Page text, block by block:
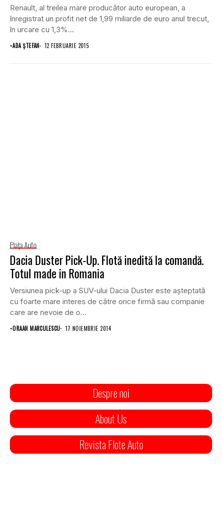
Renault, al treilea mare producător auto european, a
înregistrat un profit net de 1,99 miliarde de euro anul trecut,
în urcare cu 1,3%...
•ADA ȘTEFAN 12 FEBRUARIE 2015
Piaţa Auto
Dacia Duster Pick-Up. Flotă inedită la comandă.
Totul made in Romania
Versiunea pick-up a SUV-ului Dacia Duster este aşteptată
cu foarte mare interes de către orice firmă sau companie
care are nevoie de o...
•ORAAN MARCULESCU 17 NOIEMBRIE 2014
Despre noi
About Us
Revista Flote Auto